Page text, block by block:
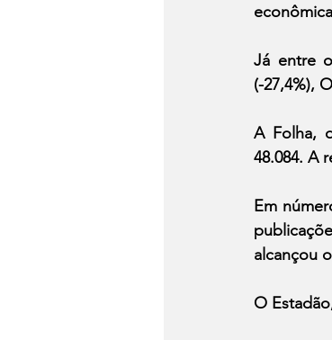
Já entre
(-27,4%),
A Folha,
48.084. A
Em
alcançou
O